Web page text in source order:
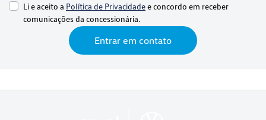
Li e aceito a Política de Privacidadee concordo em receber
comunicações da concessionária.
Entrar em contato